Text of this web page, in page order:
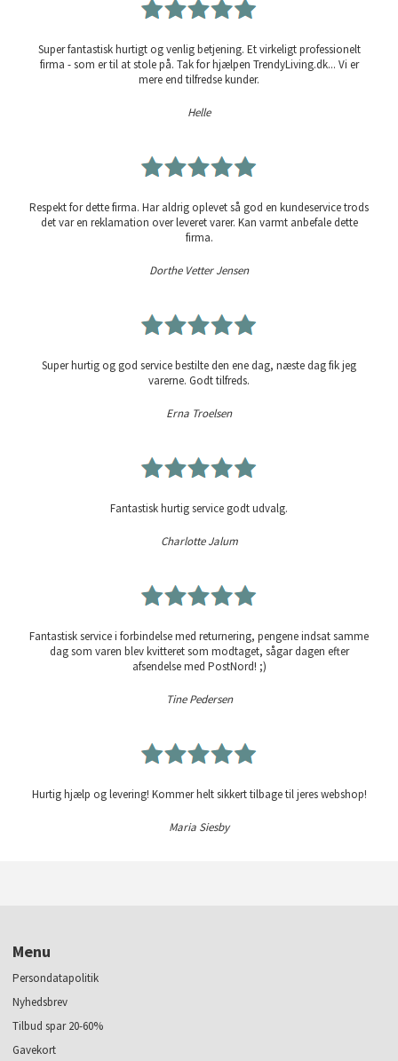
Super fantastisk hurtigt og venlig betjening. Et virkeligt professionelt
firma - som er til at stole på. Tak for hjælpen TrendyLiving.dk... Vi er
mere end tilfredse kunder.
Helle
Respekt for dette firma. Har aldrig oplevet så god en kundeservice trods
det var en reklamation over leveret varer. Kan varmt anbefale dette
firma.
Dorthe Vetter Jensen
Super hurtig og god service bestilte den ene dag, næste dag fik jeg
varerne. Godt tilfreds.
Erna Troelsen
Fantastisk hurtig service godt udvalg.
Charlotte Jalum
Fantastisk service i forbindelse med returnering, pengene indsat samme
dag som varen blev kvitteret som modtaget, sågar dagen efter
afsendelse med PostNord! ;)
Tine Pedersen
Hurtig hjælp og levering! Kommer helt sikkert tilbage til jeres webshop!
Maria Siesby
Menu
Persondatapolitik
Nyhedsbrev
Tilbud spar 20-60%
Gavekort